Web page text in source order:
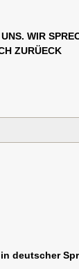
WIR
ZURÜECK
deutscher